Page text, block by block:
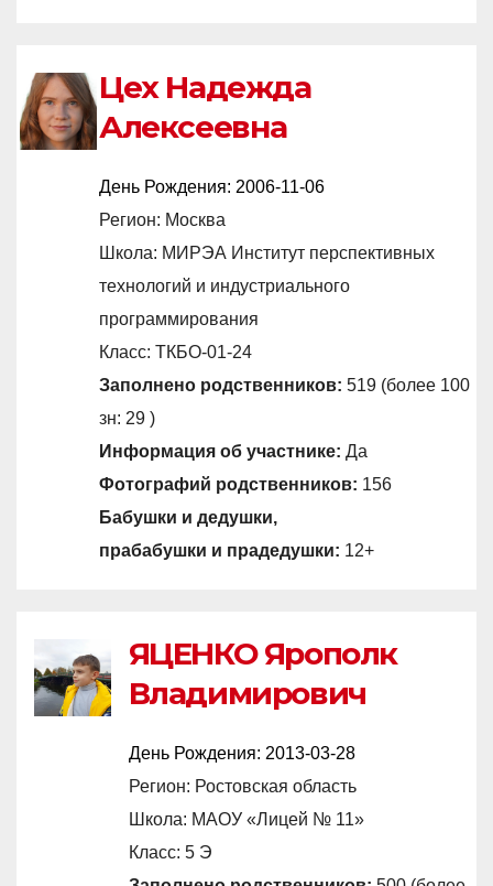
Цех Надежда
Алексеевна
День Рождения: 2006-11-06
Регион: Москва
Школа: МИРЭА Институт перспективных
технологий и индустриального
программирования
Класс: ТКБО-01-24
Заполнено родственников: 519 (более 100
зн: 29 )
Информация об участнике: Да
Фотографий родственников: 156
Бабушки и дедушки,
прабабушки и прадедушки: 12+
ЯЦЕНКО Ярополк
Владимирович
День Рождения: 2013-03-28
Регион: Ростовская область
Школа: МАОУ «Лицей № 11»
Класс: 5 Э